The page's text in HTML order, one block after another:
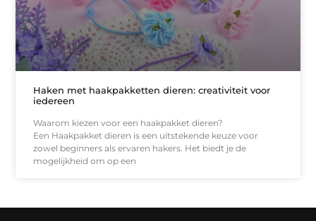
Haken met haakpakketten dieren: creativiteit voor
iedereen
Waarom kiezen voor een haakpakket dieren?
Een Haakpakket dieren is een uitstekende keuze voor
zowel beginners als ervaren hakers. Het biedt je de
mogelijkheid om op een